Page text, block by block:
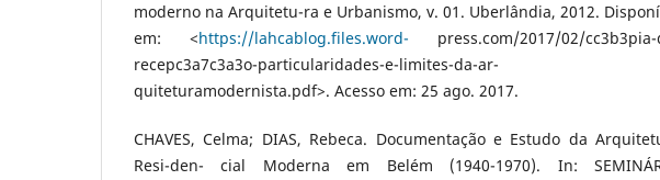
moderno na Arquitetu-ra e Urbanismo, v. 01. Uberlândia, 2012.
em: <https://lahcablog.files.word- press.com/2017/02/cc3b3pia-
recepc3a7c3a3o-particularidades-e-limites-da-ar-
quiteturamodernista.pdf>. Acesso em: 25 ago. 2017.
CHAVES, Celma; DIAS, Rebeca. Documentação e Estudo da
Resi-den- cial Moderna em Belém (1940-1970). In: